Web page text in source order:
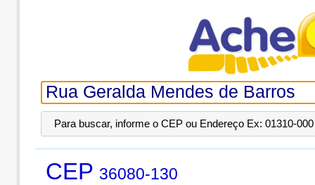
Para buscar, informe o CEP ou Endereço Ex: 01310-
CEP 36080-130